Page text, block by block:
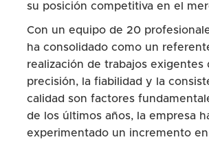
su posición competitiva en el
Con un equipo de 20
ha consolidado como un
realización de trabajos exigentes
precisión, la fiabilidad y la
calidad son factores
de los últimos años, la empresa
experimentado un incremento en